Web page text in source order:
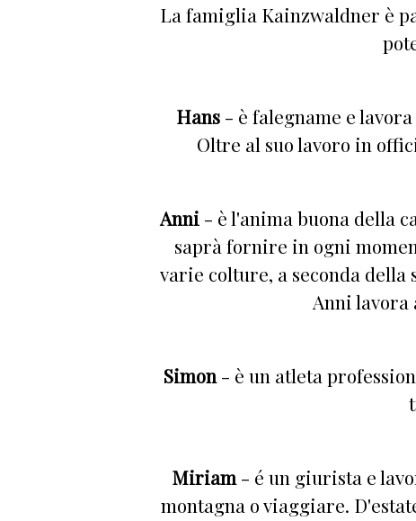
La famiglia Kainzwaldner è
Hans - è falegname e
Oltre al suo lavoro in
Anni - è l'anima buona della
saprà fornire in ogni
varie colture, a seconda
Anni lavora
Simon- è un atleta
Miriam- é un giurista e
montagna o viaggiare.